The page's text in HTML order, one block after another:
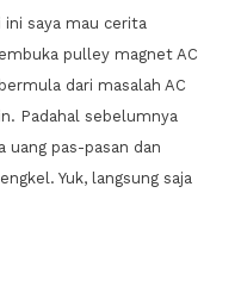
saya mau cerita
pulley magnet AC
dari masalah AC
Padahal sebelumnya
uang pas-pasan dan
Yuk, langsung saja